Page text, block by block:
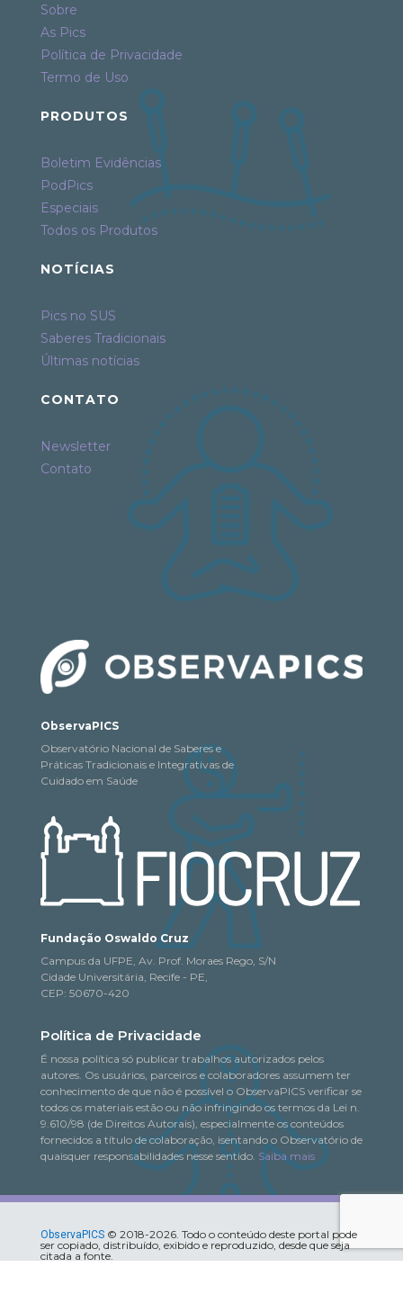
Sobre
As Pics
Política de Privacidade
Termo de Uso
PRODUTOS
Boletim Evidências
PodPics
Especiais
Todos os Produtos
NOTÍCIAS
Pics no SUS
Saberes Tradicionais
Últimas notícias
CONTATO
Newsletter
Contato
ObservaPICS
Observatório Nacional de Saberes e
Práticas Tradicionais e Integrativas de
Cuidado em Saúde
Fundação Oswaldo Cruz
Campus da UFPE, Av. Prof. Moraes Rego, S/N
Cidade Universitária, Recife - PE,
CEP: 50670-420
Política de Privacidade
É nossa política só publicar trabalhos autorizados pelos
autores. Os usuários, parceiros e colaboradores assumem ter
conhecimento de que não é possível o ObservaPICS verificar se
todos os materiais estão ou não infringindo os termos da Lei n.
9.610/98 (de Direitos Autorais), especialmente os conteúdos
fornecidos a título de colaboração, isentando o Observatório de
quaisquer responsabilidades nesse sentido. Saiba mais
ObservaPICS© 2018-2026. Todo o conteúdo deste portal pode
ser copiado, distribuído, exibido e reproduzido, desde que seja
citada a fonte.